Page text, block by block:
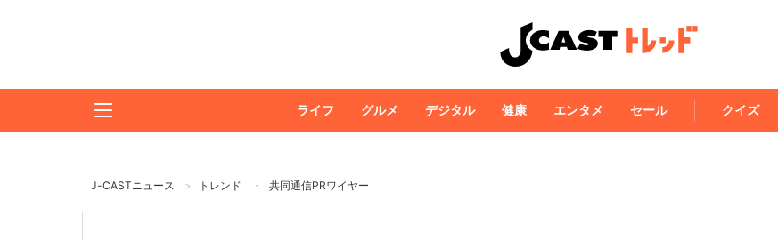
ライフ グルメ デジタル 健康 エンタメ セール クイズ
J-CASTニュース トレンド 共同通信PRワイヤー